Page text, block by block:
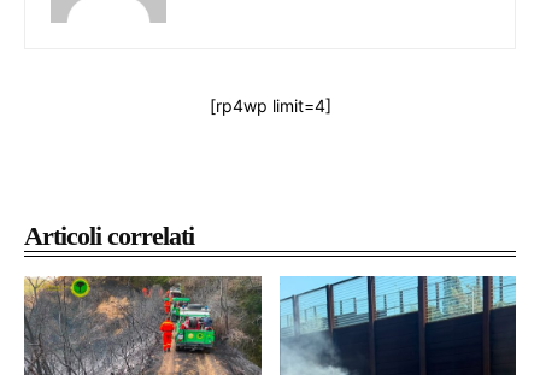
Articoli correlati
[rp4wp limit=4]